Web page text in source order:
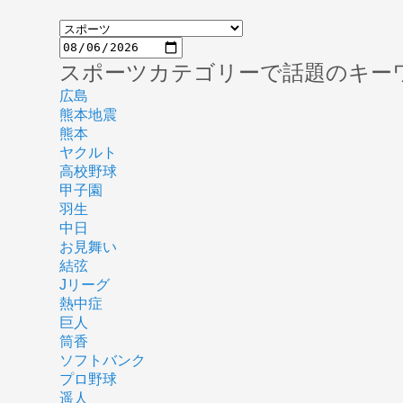
スポーツカテゴリーで話題のキー
広島
熊本地震
熊本
ヤクルト
高校野球
甲子園
羽生
中日
お見舞い
結弦
Jリーグ
熱中症
巨人
筒香
ソフトバンク
プロ野球
遥人